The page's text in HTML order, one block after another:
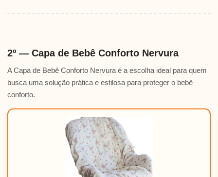
2º — Capa de Bebê Conforto Nervura
A Capa de Bebê Conforto Nervura é a escolha ideal para quem
busca uma solução prática e estilosa para proteger o bebê
conforto.